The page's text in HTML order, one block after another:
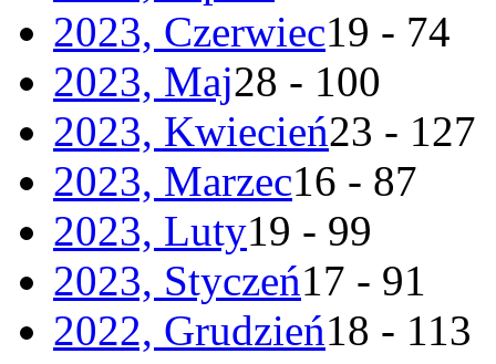
2023, Czerwiec19 - 74
2023, Maj28 - 100
2023, Kwiecień23 - 127
2023, Marzec16 - 87
2023, Luty19 - 99
2023, Styczeń17 - 91
2022, Grudzień18 - 113